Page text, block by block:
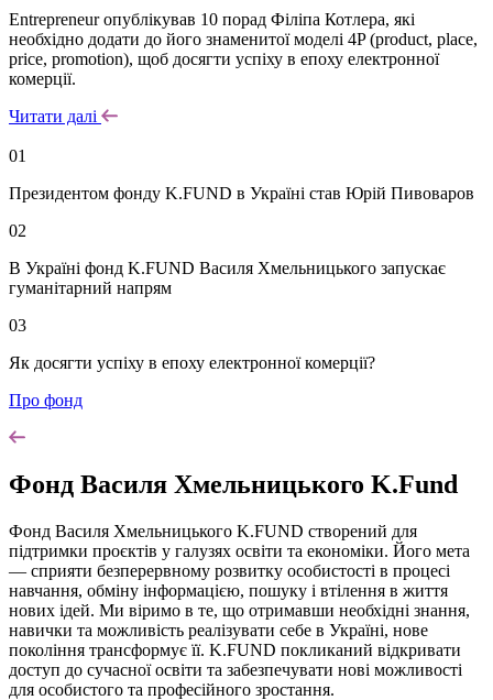
Entrepreneur опублікував 10 порад Філіпа Котлера, які
необхідно додати до його знаменитої моделі 4P (product, place,
price, promotion), щоб досягти успіху в епоху електронної
комерції.
Читати далі
01
Президентом фонду K.FUND в Україні став Юрій Пивоваров
02
В Україні фонд K.FUND Василя Хмельницького запускає
гуманітарний напрям
03
Як досягти успіху в епоху електронної комерції?
Про фонд
Фонд Василя Хмельницького K.Fund
Фонд Василя Хмельницького K.FUND створений для
підтримки проєктів у галузях освіти та економіки. Його мета
— сприяти безперервному розвитку особистості в процесі
навчання, обміну інформацією, пошуку і втілення в життя
нових ідей. Ми віримо в те, що отримавши необхідні знання,
навички та можливість реалізувати себе в Україні, нове
покоління трансформує її. K.FUND покликаний відкривати
доступ до сучасної освіти та забезпечувати нові можливості
для особистого та професійного зростання.